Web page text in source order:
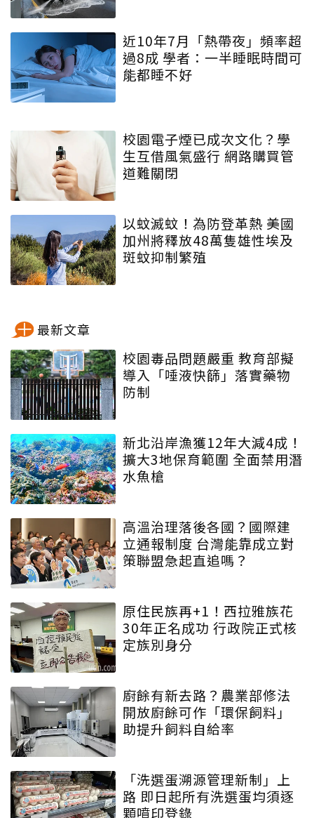
近10年7月「熱帶夜」頻率超
過8成 學者：一半睡眠時間可
能都睡不好
校園電子煙已成次文化？學
生互借風氣盛行 網路購買管
道難關閉
以蚊滅蚊！為防登革熱 美國
加州將釋放48萬隻雄性埃及
斑蚊抑制繁殖
最新文章
校園毒品問題嚴重 教育部擬
導入「唾液快篩」落實藥物
防制
新北沿岸漁獲12年大減4成！
擴大3地保育範圍 全面禁用潛
水魚槍
高溫治理落後各國？國際建
立通報制度 台灣能靠成立對
策聯盟急起直追嗎？
原住民族再+1！西拉雅族花
30年正名成功 行政院正式核
定族別身分
廚餘有新去路？農業部修法
開放廚餘可作「環保飼料」
助提升飼料自給率
「洗選蛋溯源管理新制」上
路 即日起所有洗選蛋均須逐
顆噴印登錄